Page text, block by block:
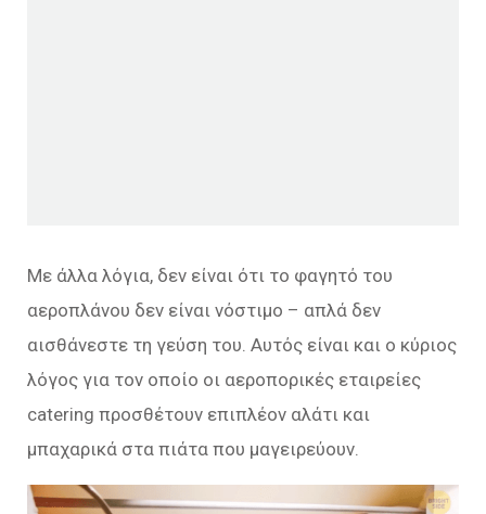
Με άλλα λόγια, δεν είναι ότι το φαγητό του
αεροπλάνου δεν είναι νόστιμο – απλά δεν
αισθάνεστε τη γεύση του. Αυτός είναι και ο κύριος
λόγος για τον οποίο οι αεροπορικές εταιρείες
catering προσθέτουν επιπλέον αλάτι και
μπαχαρικά στα πιάτα που μαγειρεύουν.